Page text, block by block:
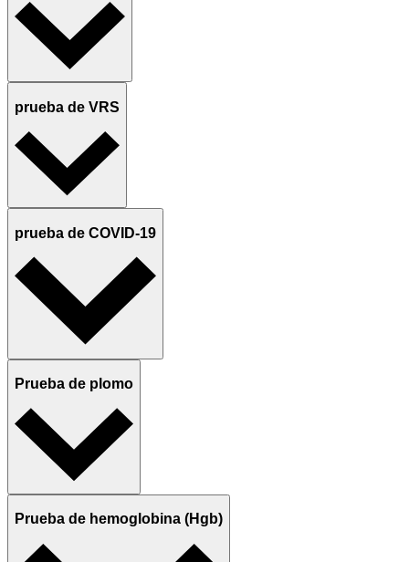
prueba de VRS
prueba de COVID-19
Prueba de plomo
Prueba de hemoglobina (Hgb)